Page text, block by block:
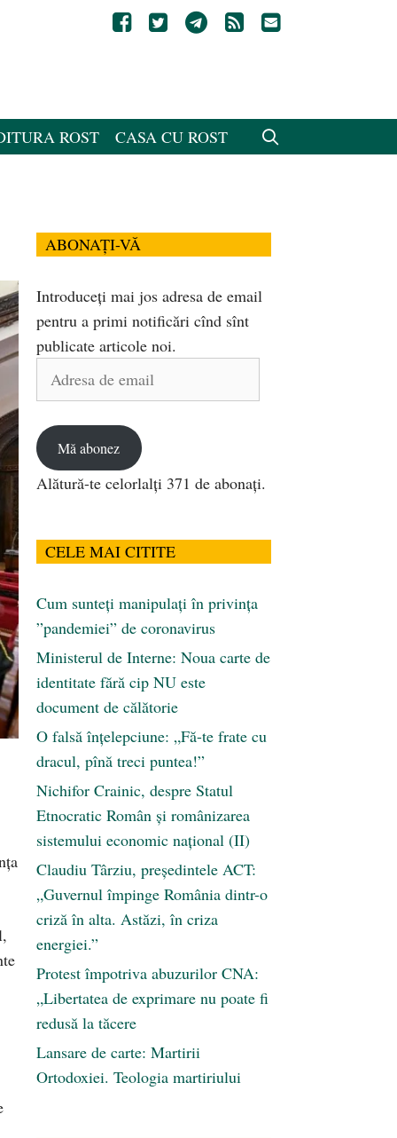
ROST CASA CU ROST
ABONAȚI-VĂ
Introduceți mai jos adresa de email
pentru a primi notificări cînd sînt
publicate articole noi.
Adresa
Mă abonez
Alătură-te celorlalți 371 de abonați.
CELE MAI CITITE
Cum sunteți manipulați în privința
”pandemiei” de coronavirus
Ministerul de Interne: Noua carte de
identitate fără cip NU este
document de călătorie
O falsă înțelepciune: „Fă-te frate cu
dracul, pînă treci puntea!”
Nichifor Crainic, despre Statul
Etnocratic Român şi românizarea
sistemului economic naţional (II)
Claudiu Târziu, președintele ACT:
„Guvernul împinge România dintr-o
criză în alta. Astăzi, în criza
energiei.”
Protest împotriva abuzurilor CNA:
„Libertatea de exprimare nu poate fi
redusă la tăcere
Lansare de carte: Martirii
Ortodoxiei. Teologia martiriului